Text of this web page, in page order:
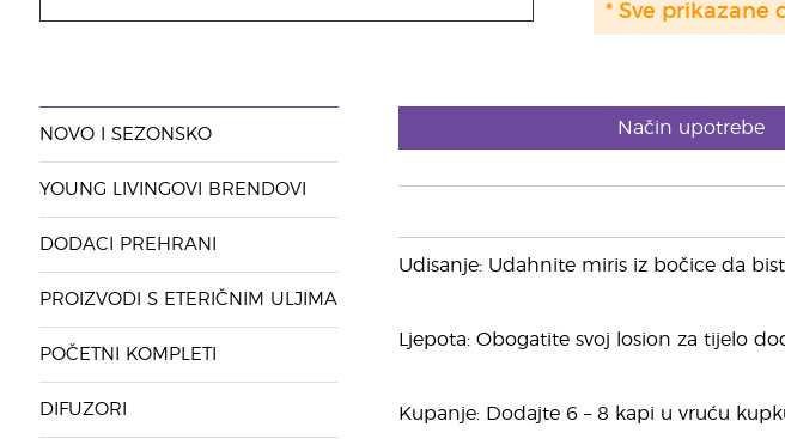
* Sve prikazane
NOVO I SEZONSKO
YOUNG LIVINGOVI BRENDOVI
DODACI PREHRANI
PROIZVODI S ETERIČNIM ULJIMA
POČETNI KOMPLETI
DIFUZORI
Način upotrebe
Udisanje: Udahnite miris iz bočice da
Ljepota: Obogatite svoj losion za tijelo
Kupanje: Dodajte 6 – 8 kapi u vruću